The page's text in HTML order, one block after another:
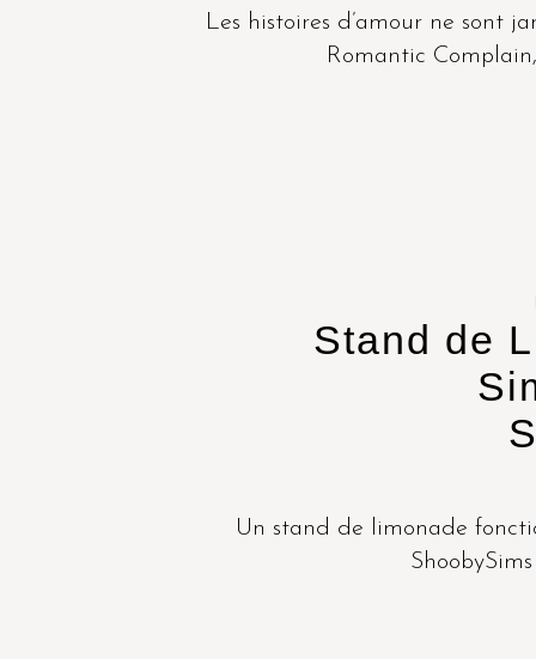
Les histoires d’amour ne sont
Romantic
Stand de
Un stand de limonade